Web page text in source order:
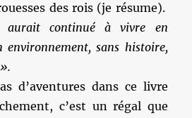
des rois (je résume).
aurait continué à vivre en
environnement, sans histoire,
d’aventures dans ce livre
c’est un régal que